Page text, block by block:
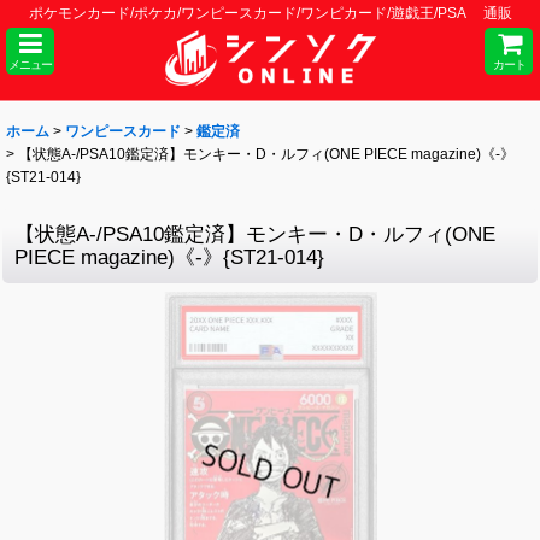
ポケモンカード/ポケカ/ワンピースカード/ワンピカード/遊戯王/PSA 通販
メニュー カート
ホーム > ワンピースカード > 鑑定済
>
【状態A-/PSA10鑑定済】モンキー・D・ルフィ(ONE PIECE magazine)《-》
{ST21-014}
【状態A-/PSA10鑑定済】モンキー・D・ルフィ(ONE
PIECE magazine)《-》{ST21-014}